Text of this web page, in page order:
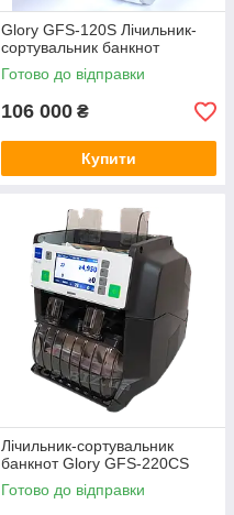
Glory GFS-120S Лічильник-
сортувальник банкнот
Готово до відправки
106 000 ₴
Купити
Лічильник-сортувальник
банкнот Glory GFS-220CS
Готово до відправки